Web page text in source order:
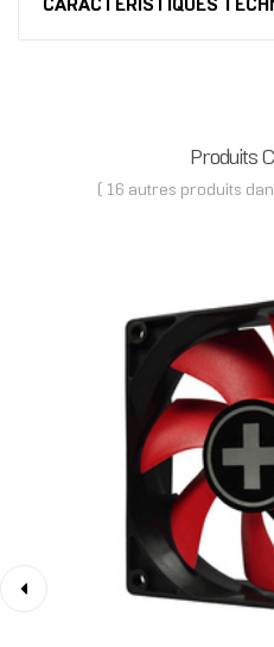
CARACTÉRISTIQUES
Produits
( 16 autres produits